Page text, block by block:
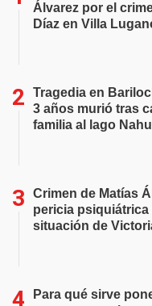
Álvarez por el
Díaz en Villa
Tragedia en
3 años murió tras
familia al lago
Crimen de Matías
pericia
situación de
Para qué sirve